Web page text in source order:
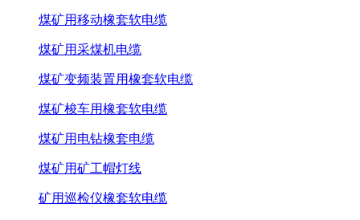
煤矿用移动橡套软电缆
煤矿用采煤机电缆
煤矿变频装置用橡套软电缆
煤矿梭车用橡套软电缆
煤矿用电钻橡套电缆
煤矿用矿工帽灯线
矿用巡检仪橡套软电缆